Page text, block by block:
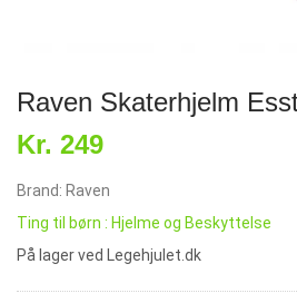
Raven Skaterhjelm
Kr. 249
Brand: Raven
Ting til børn : Hjelme og Beskyttelse
På lager ved Legehjulet.dk